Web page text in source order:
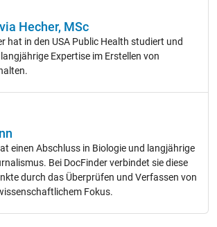
Hecher, MSc
hat in den USA Public Health studiert und
Expertise im Erstellen von
einen Abschluss in Biologie und langjährige
Bei DocFinder verbindet sie diese
durch das Überprüfen und Verfassen von
Fokus.